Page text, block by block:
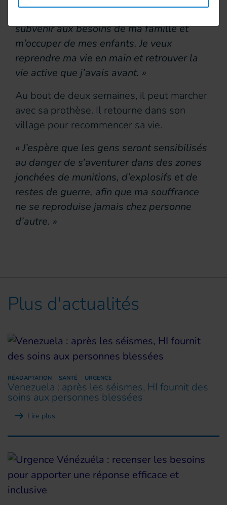
subvenir aux besoins de ma famille et
m’occuper de mes enfants. Je veux
reprendre ma vie en main et retrouver la
vie active que j’avais avant. »
Au bout de deux semaines, il peut marcher
avec sa prothèse. Il retourne dans son
village pour recommencer sa vie.
« J’espère que les gens seront sensibilisés
au danger de s’aventurer dans des zones
jonchées de munitions, d’explosifs et de
restes de guerre, afin que ma souffrance
ne se reproduise jamais chez personne
d’autre. »
Plus d'actualités
RÉADAPTATION SANTÉ URGENCE
Venezuela : après les séismes, HI fournit des
soins aux personnes blessées
Lire plus